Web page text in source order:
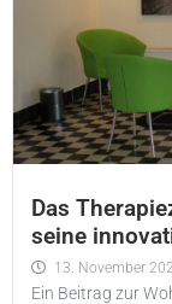
Das
seine
13. November
Ein Beitrag zur